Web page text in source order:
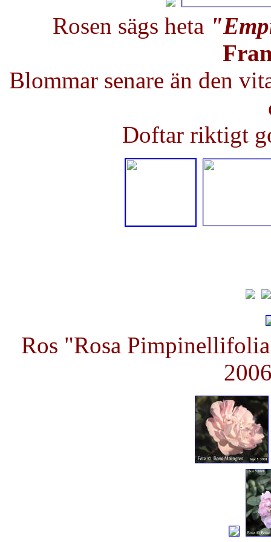
Rosen sägs heta
Blommar senare än den
Doftar riktigt
Ros "Rosa